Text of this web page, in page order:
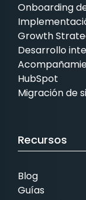
Onboarding
Growth
Desarrollo
HubSpot
Migración de
Recursos
Blog
Guías